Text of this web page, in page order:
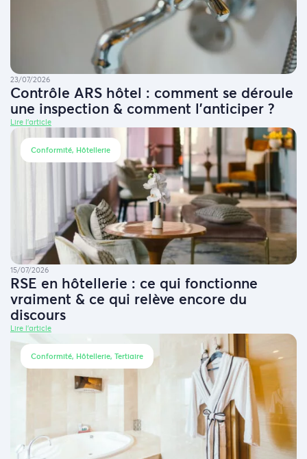
23/07/2026
Contrôle ARS hôtel : comment se déroule
une inspection & comment l’anticiper ?
Lire l'article
Conformité, Hôtellerie
15/07/2026
RSE en hôtellerie : ce qui fonctionne
vraiment & ce qui relève encore du
discours
Lire l'article
Conformité, Hôtellerie, Tertiaire